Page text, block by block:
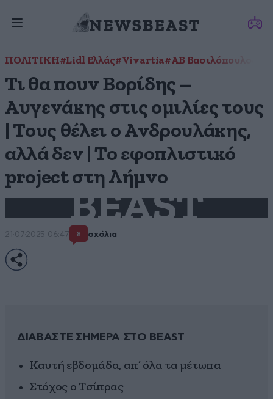
ΠΟΛΙΤΙΚΗ#Lidl Ελλάς#Vivartia#ΑΒ Βασιλόπουλος
Τι θα πουν Βορίδης –
Αυγενάκης στις ομιλίες τους
| Τους θέλει ο Ανδρουλάκης,
αλλά δεν | Το εφοπλιστικό
project στη Λήμνο
BEAST
21·07·2025 06:47 8 σχόλια
ΔΙΑΒΑΣΤΕ ΣΗΜΕΡΑ ΣΤΟ BEAST
Καυτή εβδομάδα, απ’ όλα τα μέτωπα
Στόχος ο Τσίπρας